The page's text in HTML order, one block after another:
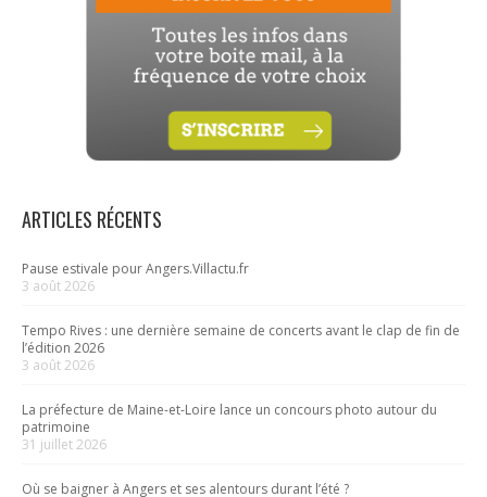
ARTICLES RÉCENTS
Pause estivale pour Angers.Villactu.fr
3 août 2026
Tempo Rives : une dernière semaine de concerts avant le clap de fin de
l’édition 2026
3 août 2026
La préfecture de Maine-et-Loire lance un concours photo autour du
patrimoine
31 juillet 2026
Où se baigner à Angers et ses alentours durant l’été ?